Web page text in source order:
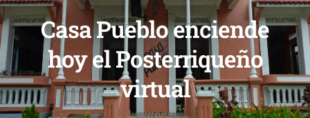
Casa Pueblo enciende
hoy el Posterriqueño
virtual